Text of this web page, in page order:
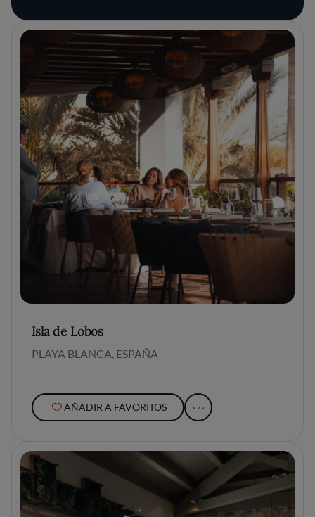
Isla de Lobos
PLAYA BLANCA, ESPAÑA
AÑADIR A FAVORITOS